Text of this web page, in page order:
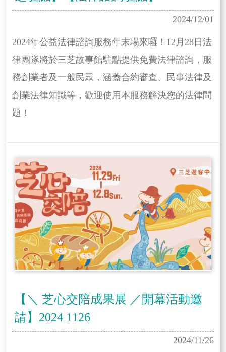
2024/12/01
2024年公益法律諮詢服務年末場來囉！12月28日法
律團隊將於三芝故事館駐點提供免費法律諮詢，服
務創業者及一般民眾，涵蓋合約審查、民事法律及
創業法律知識等，歡迎使用本服務解決您的法律問
題！
【＼ 芝心交陪成果展 ／開幕活動邀
請】2024 1126
2024/11/26